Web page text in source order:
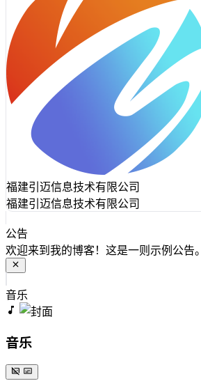
福建引迈信息技术有限公司
福建引迈信息技术有限公司
公告
欢迎来到我的博客！这是一则示例公告。
音乐
音乐